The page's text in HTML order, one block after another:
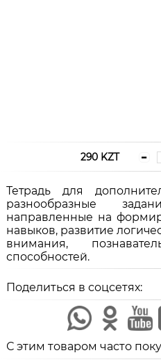
290 KZT
Тетрадь для
разнообразные
направленные на
навыков, развитие
внимания,
способностей.
Поделиться в соцсетях:
С этим товаром часто